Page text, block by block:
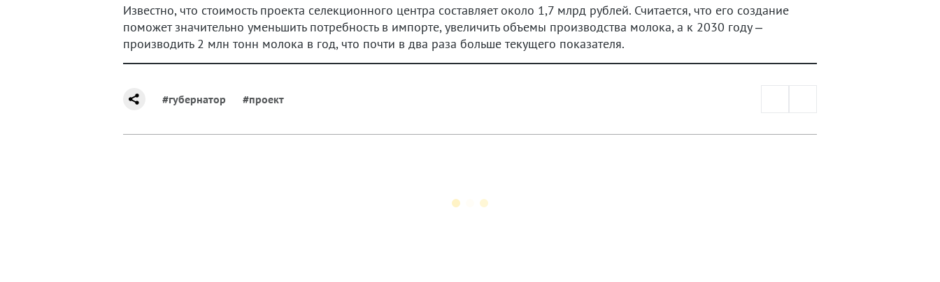
Известно, что стоимость проекта селекционного центра составляет около 1,7 млрд рублей. Считается, что его создание
поможет значительно уменьшить потребность в импорте, увеличить объемы производства молока, а к 2030 году –
производить 2 млн тонн молока в год, что почти в два раза больше текущего показателя.
#губернатор #проект